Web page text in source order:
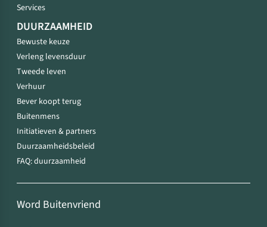
Services
DUURZAAMHEID
Bewuste keuze
Verleng levensduur
Tweede leven
Verhuur
Bever koopt terug
Buitenmens
Initiatieven & partners
Duurzaamheidsbeleid
FAQ: duurzaamheid
Word Buitenvriend